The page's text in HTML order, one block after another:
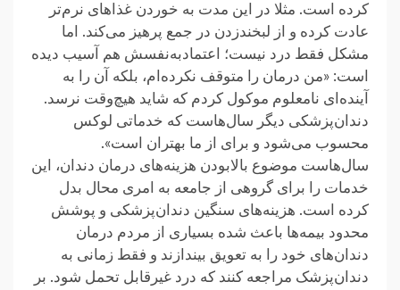
کرده است. مثلا در این مدت به خوردن غذاهای نرم‌تر
عادت کرده و از لبخندزدن در جمع پرهیز می‌کند. اما
مشکل فقط درد نیست؛ اعتمادبه‌نفسش هم آسیب دیده
است: «من درمان را متوقف نکرده‌ام، بلکه آن را به
آینده‌ای نامعلوم موکول کردم که شاید هیچ‌وقت نرسد.
دندان‌پزشکی دیگر سال‌هاست که خدماتی لوکس
محسوب می‌شود و برای از ما بهتران است».
سال‌هاست موضوع بالابودن هزینه‌های درمان دندان، این
خدمات را برای گروهی از جامعه‌ به امری محال بدل
کرده است. هزینه‌های سنگین دندان‌پزشکی و پوشش
محدود بیمه‌ها باعث شده بسیاری از مردم درمان
دندان‌های خود را به تعویق بیندازند و فقط زمانی به
دندان‌پزشک مراجعه کنند که درد غیرقابل‌ تحمل شود. بر